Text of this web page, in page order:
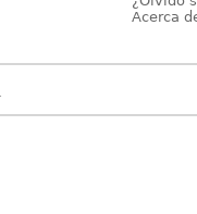
Acerca